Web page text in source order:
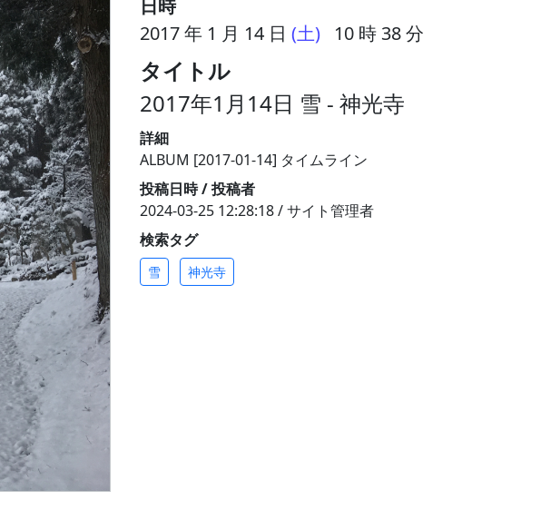
日時
2017 年 1 月 14 日 (土) 10 時 38 分
タイトル
2017年1月14日 雪 - 神光寺
詳細
ALBUM [2017-01-14] タイムライン
投稿日時 / 投稿者
2024-03-25 12:28:18 / サイト管理者
検索タグ
雪 神光寺